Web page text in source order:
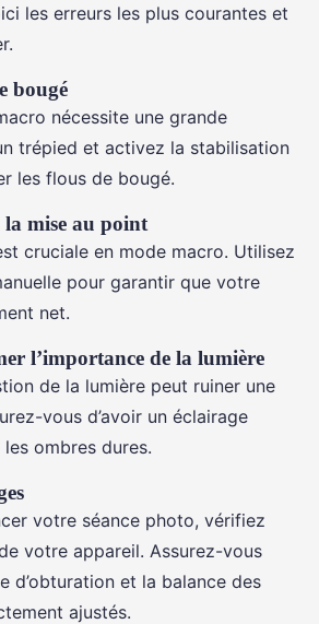
les erreurs les plus courantes et
bougé
nécessite une grande
trépied et activez la stabilisation
les flous de bougé.
mise au point
cruciale en mode macro. Utilisez
pour garantir que votre
net.
l’importance de la lumière
de la lumière peut ruiner une
vous d’avoir un éclairage
ombres dures.
votre séance photo, vérifiez
votre appareil. Assurez-vous
d’obturation et la balance des
ajustés.